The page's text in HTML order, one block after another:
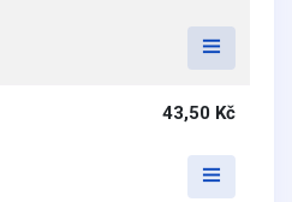
43,50 Kč